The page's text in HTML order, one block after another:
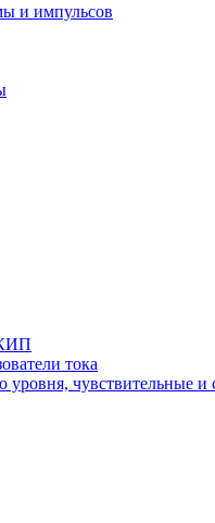
и импульсов
тока
уровня, чувствительные